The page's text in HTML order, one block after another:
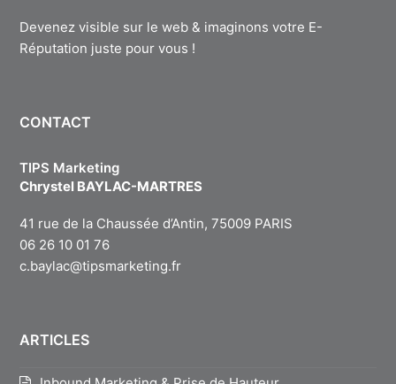
Devenez visible sur le web & imaginons votre E-
Réputation juste pour vous !
CONTACT
TIPS Marketing
Chrystel BAYLAC-MARTRES
41 rue de la Chaussée d’Antin, 75009 PARIS
06 26 10 01 76
c.baylac@tipsmarketing.fr
ARTICLES